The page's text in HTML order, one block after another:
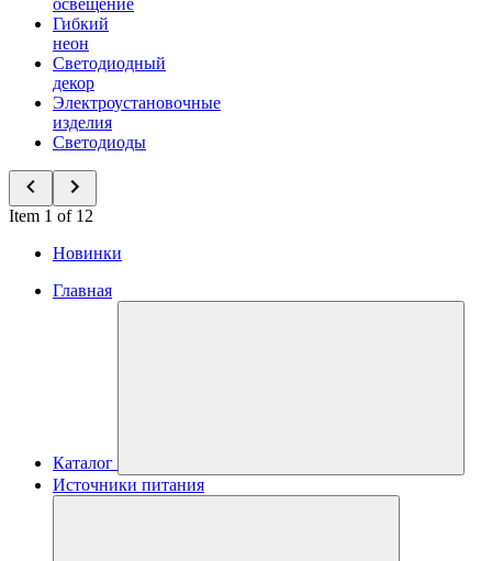
освещение
Гибкий
неон
Светодиодный
декор
Электроустановочные
изделия
Светодиоды
Item 1 of 12
Новинки
Главная
Каталог
Источники питания